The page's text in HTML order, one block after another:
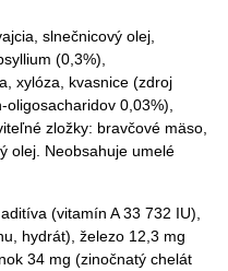
slnečnicový olej,
(0,3%),
xylóza, kvasnice (zdroj
0,03%),
zložky: bravčové mäso,
olej. Neobsahuje umelé
(vitamín A 33 732 IU),
hydrát), železo 12,3 mg
34 mg (zinočnatý chelát